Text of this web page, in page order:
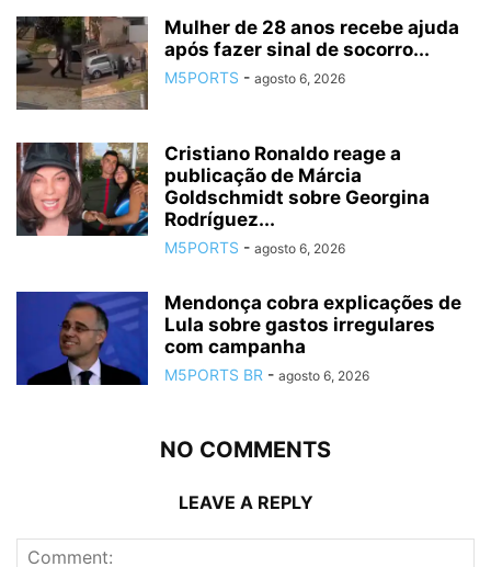
Mulher de 28 anos recebe ajuda
após fazer sinal de socorro...
M5PORTS - agosto 6, 2026
Cristiano Ronaldo reage a
publicação de Márcia
Goldschmidt sobre Georgina
Rodríguez...
M5PORTS - agosto 6, 2026
Mendonça cobra explicações de
Lula sobre gastos irregulares
com campanha
M5PORTS BR - agosto 6, 2026
NO COMMENTS
LEAVE A REPLY